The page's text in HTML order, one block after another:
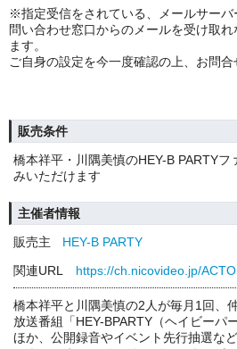
※指定受信をされている、メールサーバ
問い合わせ窓口からのメールを受け取
ます。
ご自身の設定を今一度確認の上、お問合
販売条件
橋本祥平・川隅美慎のHEY-B PARTY
みいただけます
主催者情報
販売主
HEY-B PARTY
関連URL
https://ch.nicovideo.jp/
橋本祥平と川隅美慎の2人が毎月1回、
放送番組「HEY-BPARTY（ヘイビーパ
ほか、公開録音やイベント先行抽選な